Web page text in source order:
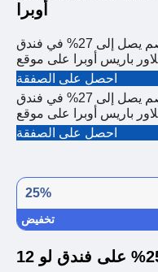
أوبرا
لفترة محدودة! احصل على خصم يصل إلى 27% في فندق
احصل على الصفقة
لفترة محدودة! احصل على خصم يصل إلى 27% في فندق
احصل على الصفقة
25%
تخفيض